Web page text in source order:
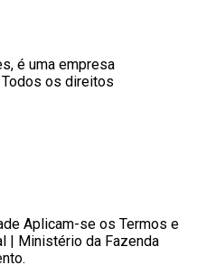
é uma empresa
os direitos
Aplicam-se os Termos e
| Ministério da Fazenda